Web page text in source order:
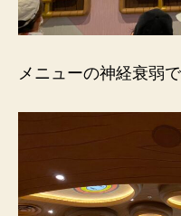
メニューの神経衰弱